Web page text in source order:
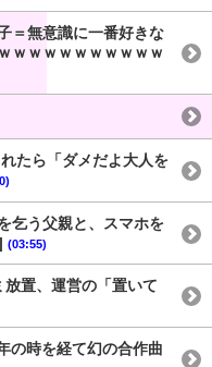
＝無意識に一番好きな
ｗｗｗｗｗｗｗｗｗｗ
たら「ダメだよ大人を
乞う父親と、スマホを
(03:55)
放置、運営の「置いて
の時を経て幻の合作曲